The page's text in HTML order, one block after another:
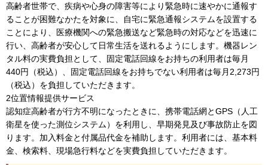
高齢者世帯で、疾病や心身の障害等により緊急時に速やかに通報す
ることが困難なかたを対象に、自宅に緊急通報システムを設置する
ことにより、医療機関への緊急搬送など緊急時の対応などを迅速に
行い、高齢者が安心して日常生活を送れるようにします。機器レン
タル料の実費負担として、固定電話回線をお持ちの利用者は毎月
440円（税込）、固定電話回線をお持ちでない利用者は毎月2,273円
（税込）を負担していただきます。
2位置情報提供サービス
認知症高齢者が行方不明になったときに、携帯電話網とGPS（人工
衛星を使った測位システム）を利用し、早期発見及び事故防止を図
ります。加入料金と付属品代金を補助します。利用者には、基本料
金、検索料、現場急行料などを実費負担していただきます。